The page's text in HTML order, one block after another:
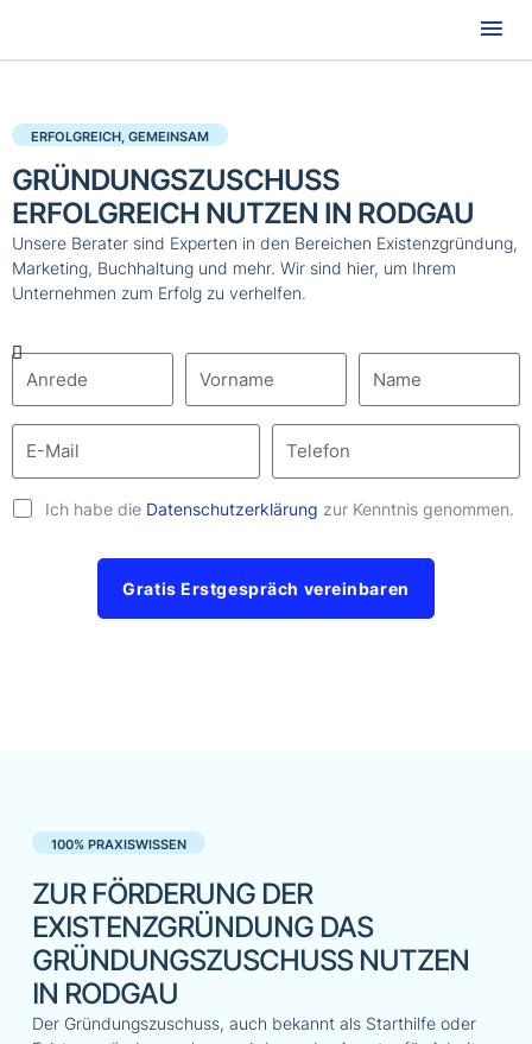
ERFOLGREICH, GEMEINSAM
GRÜNDUNGSZUSCHUSS
ERFOLGREICH NUTZEN IN RODGAU
Unsere Berater sind Experten in den Bereichen Existenzgründung,
Marketing, Buchhaltung und mehr. Wir sind hier, um Ihrem
Unternehmen zum Erfolg zu verhelfen.
Ich habe die Datenschutzerklärung zur Kenntnis genommen.
Gratis Erstgespräch vereinbaren
100% PRAXISWISSEN
ZUR FÖRDERUNG DER
EXISTENZGRÜNDUNG DAS
GRÜNDUNGSZUSCHUSS NUTZEN
IN RODGAU
Der Gründungszuschuss, auch bekannt als Starthilfe oder